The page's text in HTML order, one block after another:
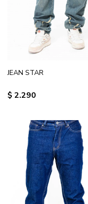
JEAN STAR
$ 2.290